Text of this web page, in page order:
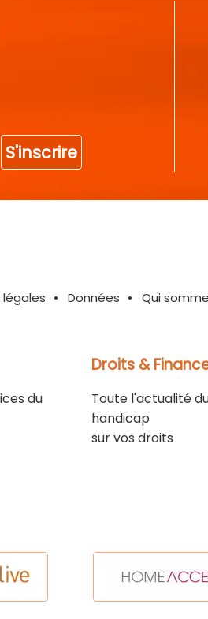
S'inscrire
Données Qui
du
Droits &
Toute l'actualité
handicap
sur vos droits